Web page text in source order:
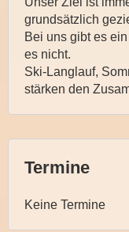
grundsätzlich
Bei uns gibt es
es nicht.
Ski-Langlauf,
stärken den
Termine
Keine Termine